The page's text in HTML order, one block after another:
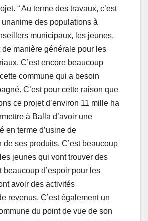
“ Au terme des travaux, c’est
des populations à
municipaux, les jeunes,
de manière générale pour les
C’est encore beaucoup
commune qui a besoin
C’est pour cette raison que
ce projet d’environ 11 mille ha
à Balla d’avoir une
en terme d’usine de
de ses produits. C’est beaucoup
jeunes qui vont trouver des
beaucoup d’espoir pour les
avoir des activités
revenus. C’est également un
du point de vue de son